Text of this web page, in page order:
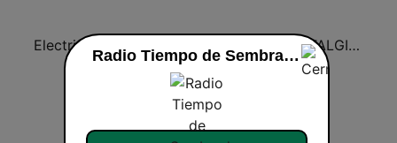
NOSTALGIE ITALIA
Radio Tiempo de Sembradores en vivo